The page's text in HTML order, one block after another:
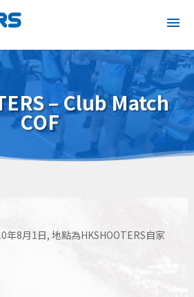
– Club Match
COF
年8月1日, 地點為HKSHOOTERS自家